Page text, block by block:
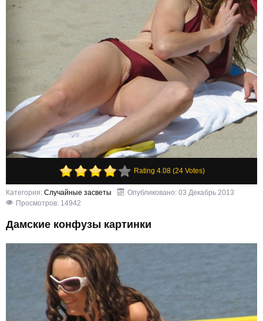
Rating 4.08 (24 Votes)
Категория: Случайные засветы
Опубликовано: 03 Декабрь 2013
Просмотров: 14942
Дамские конфузы картинки